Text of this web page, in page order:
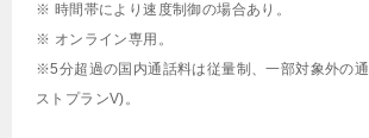
※ 時間帯により速度制御の場合あり。
※ オンライン専用。
※5分超過の国内通話料は従量制、一部対象外の
ストプランV)。